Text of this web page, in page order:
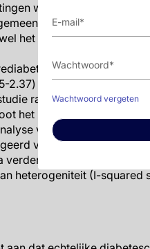
Wachtwoord vergeten
waren niet
waren de
het grootste
en diabetes
2.37) in vrouwen en 1.94
rapporteerde ook
het had (OR: 2.32,
van 75498 stellen
voor BMI), met
verdere correctie voor
heterogeniteit (I-squared